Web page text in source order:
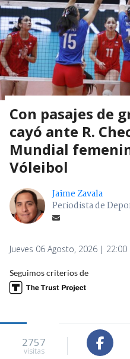
Con pasajes de
cayó ante R.
Mundial
Vóleibol
Jaime Zavala
Periodista de
Jueves 06 Agosto, 2026 | 22:00
Seguimos criterios de
2757
visitas